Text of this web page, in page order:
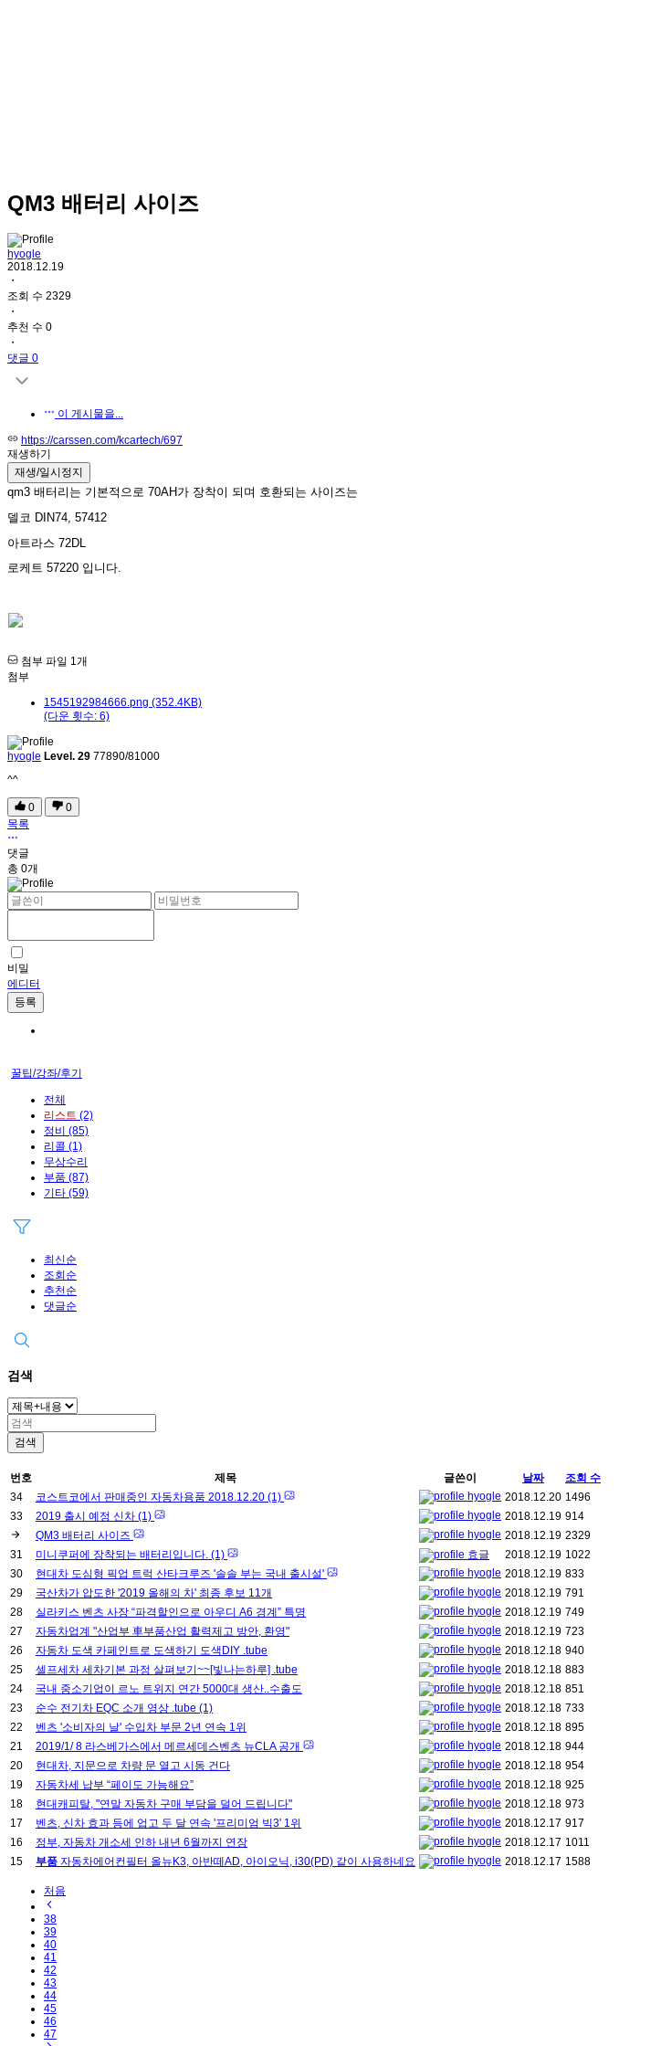
QM3 배터리 사이즈
hyogle
2018.12.19
・
조회 수 2329
・
추천 수 0
・
댓글 0
이 게시물을...
https://carssen.com/kcartech/697
재생하기
qm3 배터리는 기본적으로 70AH가 장착이 되며 호환되는 사이즈는
델코 DIN74, 57412
아트라스 72DL
로케트 57220 입니다.
첨부 파일 1개
첨부
1545192984666.png (352.4KB)
(다운 횟수: 6)
hyogle Level. 29 77890/81000
^^
0
0
목록
댓글
총 0개
비밀
에디터
등록
꿀팁/강좌/후기
전체
리스트 (2)
정비 (85)
리콜 (1)
무상수리
부품 (87)
기타 (59)
최신순
조회순
추천순
댓글순
검색
검색
번호 제목 글쓴이 날짜
조회 수
34
코스트코에서 판매중인 자동차용품 2018.12.20 (1) hyogle 2018.12.20 1496
33
2019 출시 예정 신차 (1) hyogle 2018.12.19 914
QM3 배터리 사이즈
hyogle 2018.12.19 2329
31
미니쿠퍼에 장착되는 배터리입니다. (1) 효글 2018.12.19 1022
30
현대차 도심형 픽업 트럭 산타크루즈 '솔솔 부는 국내 출시설' hyogle 2018.12.19 833
29
국산차가 압도한 '2019 올해의 차' 최종 후보 11개 hyogle 2018.12.19 791
28
실라키스 벤츠 사장 “파격할인으로 아우디 A6 경계” 특명 hyogle 2018.12.19 749
27
자동차업계 "산업부 車부품산업 활력제고 방안, 환영" hyogle 2018.12.19 723
26
자동차 도색 카페인트로 도색하기 도색DIY .tube hyogle 2018.12.18 940
25
셀프세차 세차기본 과정 살펴보기~~[빛나는하루] .tube hyogle 2018.12.18 883
24
국내 중소기업이 르노 트위지 연간 5000대 생산..수출도 hyogle 2018.12.18 851
23
순수 전기차 EQC 소개 영상 .tube (1) hyogle 2018.12.18 733
22
벤츠 '소비자의 날' 수입차 부문 2년 연속 1위 hyogle 2018.12.18 895
21
2019/1/ 8 라스베가스에서 메르세데스벤츠 뉴CLA 공개 hyogle 2018.12.18 944
20
현대차, 지문으로 차량 문 열고 시동 건다 hyogle 2018.12.18 954
19
자동차세 납부 “페이도 가능해요” hyogle 2018.12.18 925
18
현대캐피탈, "연말 자동차 구매 부담을 덜어 드립니다" hyogle 2018.12.18 973
17
벤츠, 신차 효과 등에 업고 두 달 연속 '프리미엄 빅3' 1위 hyogle 2018.12.17 917
16
정부, 자동차 개소세 인하 내년 6월까지 연장 hyogle 2018.12.17 1011
15
부품 자동차에어컨필터 올뉴K3, 아반떼AD, 아이오닉, i30(PD) 같이 사용하네요 hyogle 2018.12.17 1588
처음
38
39
40
41
42
43
44
45
46
47